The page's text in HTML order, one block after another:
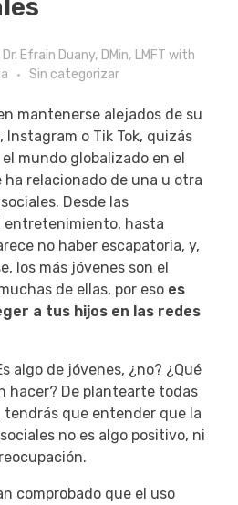
Dr. Efrain Duany, DMin, LMFT with
Sin categorizar
mantenerse alejados de su
Instagram o Tik Tok, quizás
mundo globalizado en el
ha relacionado de una u otra
Desde las
entretenimiento, hasta
no haber escapatoria, y,
los más jóvenes son el
de ellas, por eso es
a tus hijos en las redes
algo de jóvenes, ¿no? ¿Qué
hacer? De plantearte todas
que entender que la
no es algo positivo, ni
comprobado que el uso